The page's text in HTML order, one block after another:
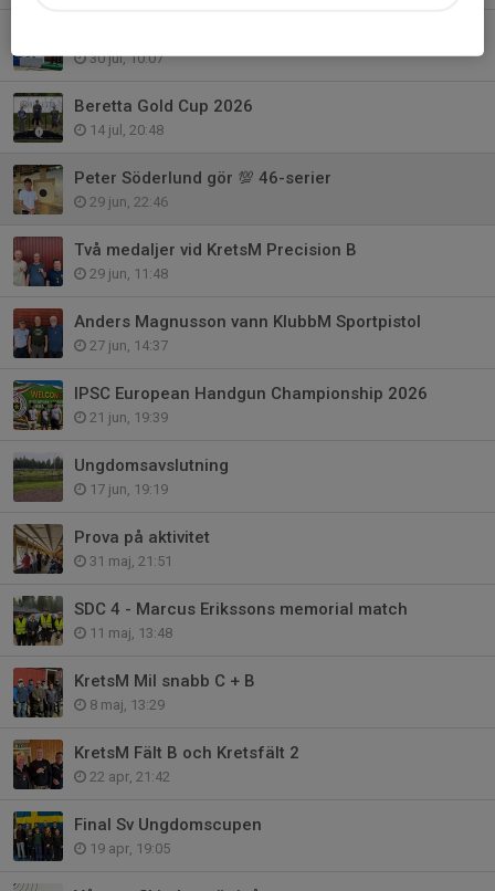
30 jul, 10:07
Beretta Gold Cup 2026
14 jul, 20:48
Peter Söderlund gör 💯 46-serier
29 jun, 22:46
Två medaljer vid KretsM Precision B
29 jun, 11:48
Anders Magnusson vann KlubbM Sportpistol
27 jun, 14:37
IPSC European Handgun Championship 2026
21 jun, 19:39
Ungdomsavslutning
17 jun, 19:19
Prova på aktivitet
31 maj, 21:51
SDC 4 - Marcus Erikssons memorial match
11 maj, 13:48
KretsM Mil snabb C + B
8 maj, 13:29
KretsM Fält B och Kretsfält 2
22 apr, 21:42
Final Sv Ungdomscupen
19 apr, 19:05